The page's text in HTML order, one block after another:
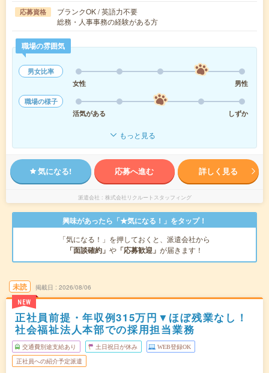
応募資格
ブランクOK / 英語力不要
総務・人事事務の経験がある方
職場の雰囲気
男女比率
女性
男性
職場の様子
活気がある
しずか
もっと見る
気になる! 応募へ進む 詳しく見る
派遣会社 株式会社リクルートスタッフィング
興味があったら「★気になる！」をタップ！
「気になる！」を押しておくと、派遣会社から
「面談確約」 や 「応募歓迎」 が届きます！
未読
NEW
掲載日 2026/08/06
正社員前提・年収例315万円▼ほぼ残業なし！
社会福祉法人本部での採用担当業務
交通費別途支給あり 土日祝日が休み WEB登録OK
正社員への紹介予定派遣